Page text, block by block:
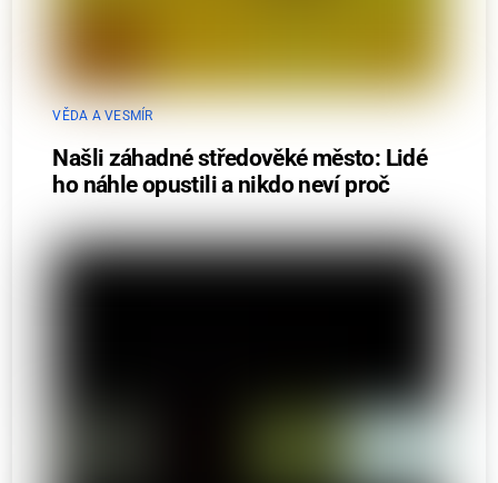
VĚDA A VESMÍR
Našli záhadné středověké město: Lidé
ho náhle opustili a nikdo neví proč